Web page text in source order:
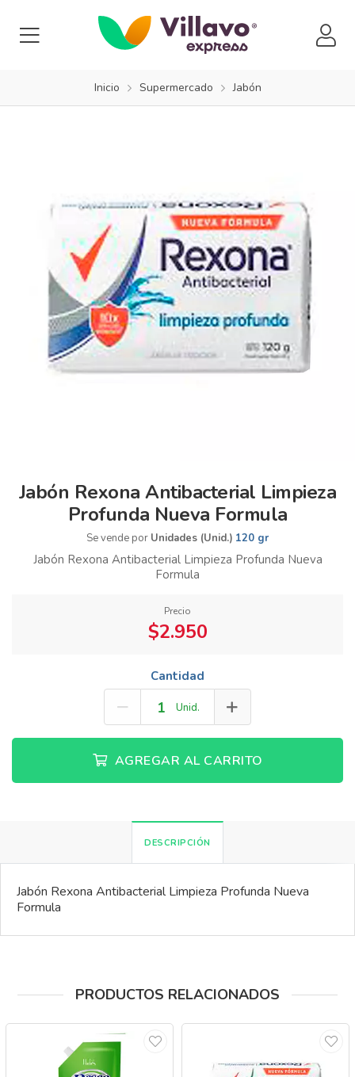
Inicio Supermercado Jabón
Jabón Rexona Antibacterial Limpieza
Profunda Nueva Formula
Se vende por Unidades (Unid.) 120 gr
Jabón Rexona Antibacterial Limpieza Profunda Nueva
Formula
Precio
$2.950
Cantidad
Unid.
AGREGAR AL CARRITO
DESCRIPCIÓN
Jabón Rexona Antibacterial Limpieza Profunda Nueva
Formula
PRODUCTOS RELACIONADOS